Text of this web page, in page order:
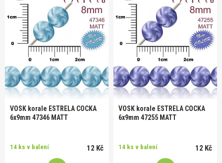
VOSK korale ESTRELA COCKA
6x9mm 47346 MATT
14 ks v balení 12 Kč
VOSK korale ESTRELA COCKA
6x9mm 47255 MATT
14 ks v balení 12 Kč